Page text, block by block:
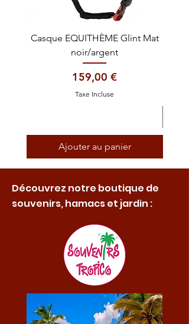
Casque EQUITHÈME Glint Mat
noir/argent
Prix
159,00 €
Taxe Incluse
Ajouter au panier
Découvrez notre boutique de
souvenirs, hamacs et jardin :